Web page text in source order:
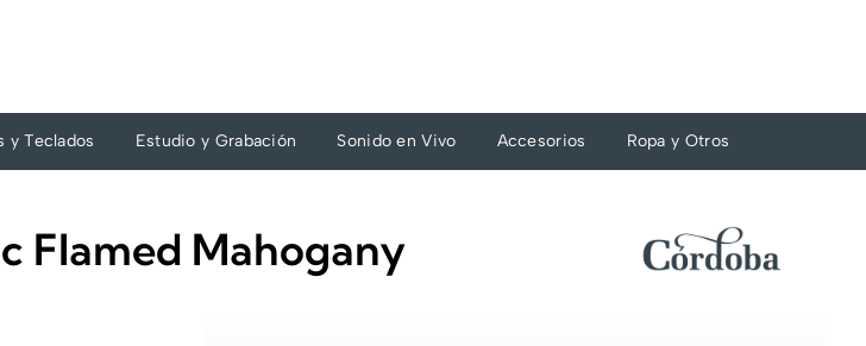
y Teclados Estudio y Grabación Sonido en Vivo Accesorios Ropa y Otros
Flamed Mahogany